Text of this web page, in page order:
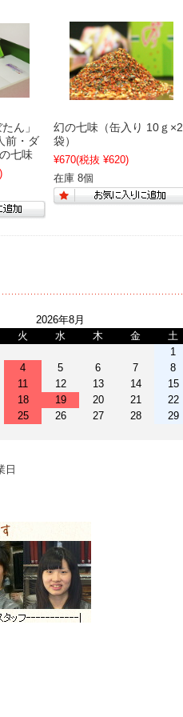
ん」
前・ダ
七味
幻の七味（缶入り 10ｇ×2
袋）
¥670(税抜 ¥620)
在庫 8個
2026年8月
火
水 木 金
土
1
4
5 6 7
8
11
12 13 14
15
18
19 20 21
22
25
26 27 28 29
日